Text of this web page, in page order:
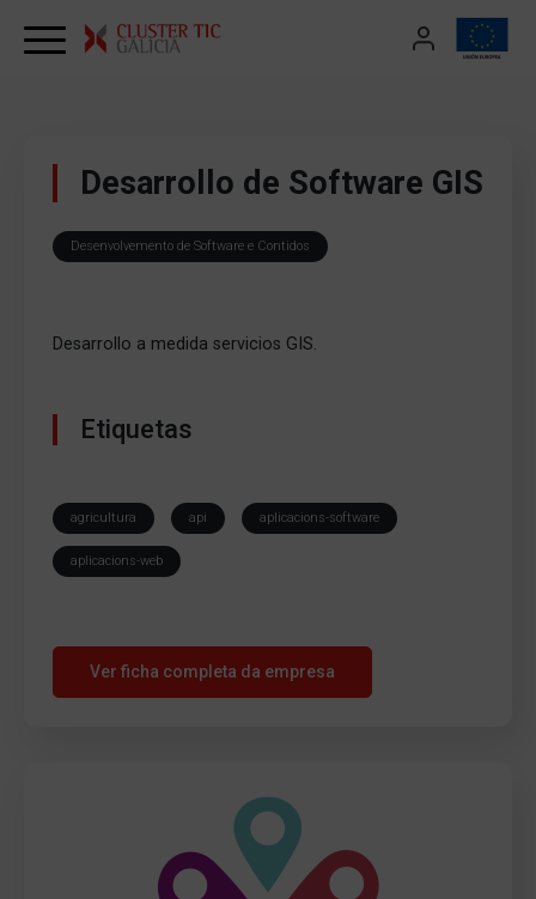
Desarrollo de Software GIS
Desenvolvemento de Software e Contidos
Desarrollo a medida servicios GIS.
Etiquetas
agricultura api aplicacions-software
aplicacions-web
Ver ficha completa da empresa